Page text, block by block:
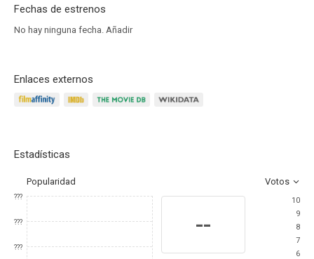
Fechas de estrenos
No hay ninguna fecha. Añadir
Enlaces externos
Estadísticas
Popularidad Votos
???
???
???
--
10
9
8
7
6